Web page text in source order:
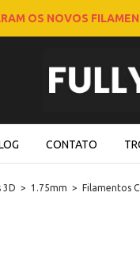
OS NOVOS
CONTATO
3D > 1.75mm > Filamentos